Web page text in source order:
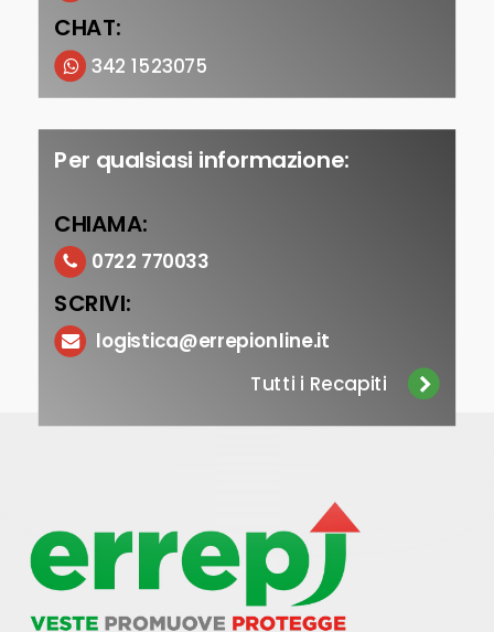
CHAT:
342 1523075
Per qualsiasi informazione:
CHIAMA:
0722 770033
SCRIVI:
logistica@errepionline.it
Tutti i Recapiti